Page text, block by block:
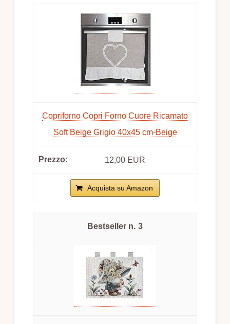
Copriforno Copri Forno Cuore Ricamato
Soft Beige Grigio 40x45 cm-Beige
12,00 EUR
Acquista su Amazon
3